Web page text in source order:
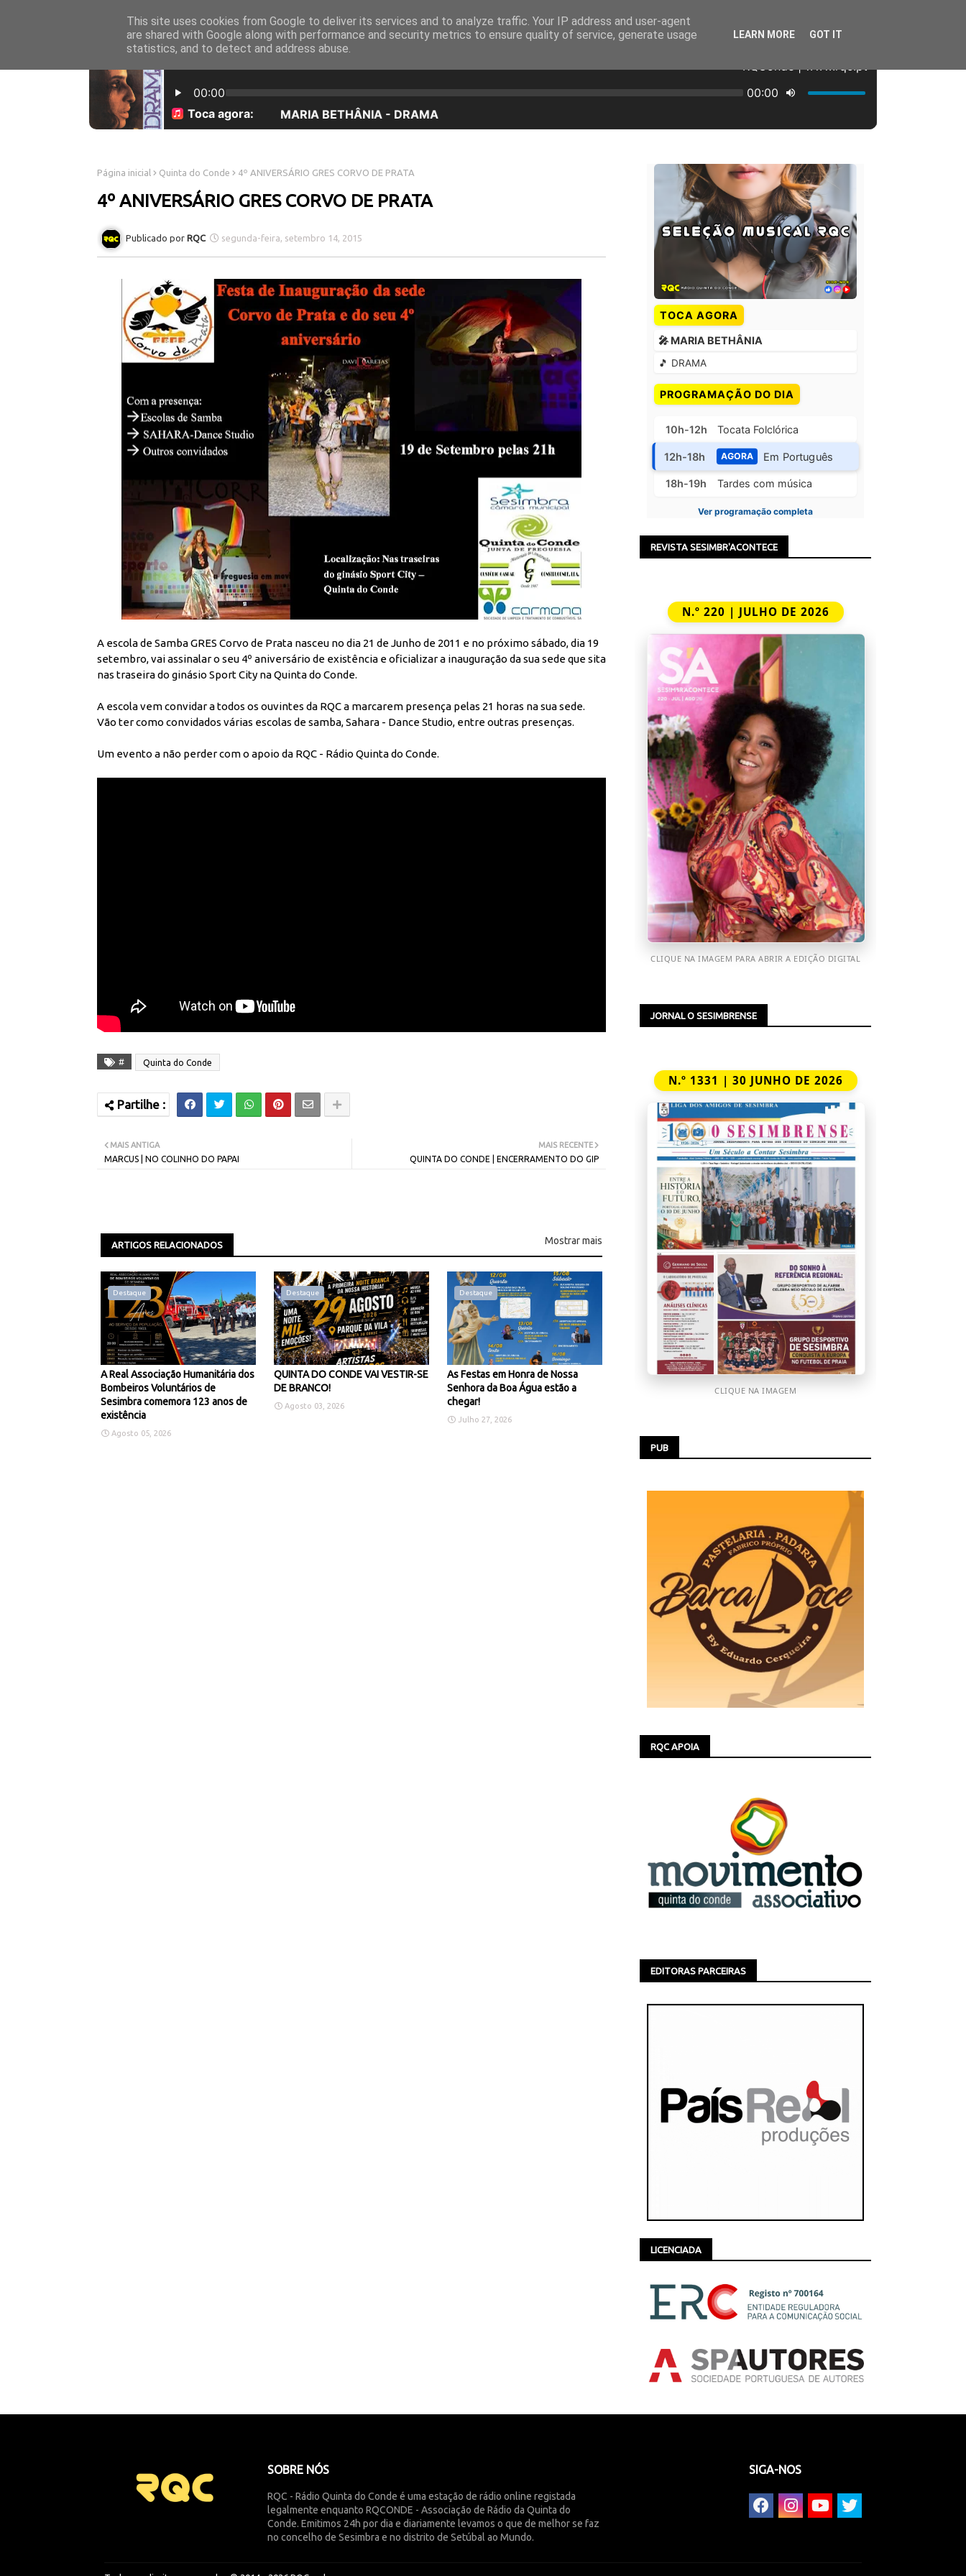
INICÍO SOBRE NÓS EQUIPA PROGRAMAÇÃO OUVIR EM DIRETO
Página inicial Quinta do Conde 4º ANIVERSÁRIO GRES CORVO DE PRATA
4º ANIVERSÁRIO GRES CORVO DE PRATA
RQC segunda-feira, setembro 14, 2015
A escola de Samba GRES Corvo de Prata nasceu no dia 21 de Junho de 2011 e no próximo sábado, dia 19
setembro, vai assinalar o seu 4º aniversário de existência e oficializar a inauguração da sua sede que sita
nas traseira do ginásio Sport City na Quinta do Conde.
A escola vem convidar a todos os ouvintes da RQC a marcarem presença pelas 21 horas na sua sede.
Vão ter como convidados várias escolas de samba, Sahara - Dance Studio, entre outras presenças.
Um evento a não perder com o apoio da RQC - Rádio Quinta do Conde.
# Quinta do Conde
MAIS RECENTE
QUINTA DO CONDE | ENCERRAMENTO DO GIP
MAIS ANTIGA
MARCUS | NO COLINHO DO PAPAI
ARTIGOS RELACIONADOS Mostrar mais
Destaque
A Real Associação Humanitária dos
Bombeiros Voluntários de
Sesimbra comemora 123 anos de
existência
Agosto 05, 2026
Destaque
QUINTA DO CONDE VAI VESTIR-SE
DE BRANCO!
Agosto 03, 2026
Destaque
As Festas em Honra de Nossa
Senhora da Boa Água estão a
chegar!
Julho 27, 2026
TOCA AGORA
🎤 MARIA BETHÂNIA
🎵 DRAMA
PROGRAMAÇÃO DO DIA
10h-12h Tocata Folclórica
12h-18h AGORA Em Português
18h-19h Tardes com música
Ver programação completa
REVISTA SESIMBR'ACONTECE
N.º 220 | JULHO DE 2026
CLIQUE NA IMAGEM PARA ABRIR A EDIÇÃO DIGITAL
JORNAL O SESIMBRENSE
N.º 1331 | 30 JUNHO DE 2026
CLIQUE NA IMAGEM
PUB
RQC APOIA
EDITORAS PARCEIRAS
LICENCIADA
SOBRE NÓS
RQC - Rádio Quinta do Conde é uma estação de rádio online registada
legalmente enquanto RQCONDE - Associação de Rádio da Quinta do
Conde. Emitimos 24h por dia e diariamente levamos o que de melhor se faz
no concelho de Sesimbra e no distrito de Setúbal ao Mundo.
SIGA-NOS
This site uses cookies from Google to deliver its services and to analyze traffic. Your IP address and user-agent
are shared with Google along with performance and security metrics to ensure quality of service, generate usage
statistics, and to detect and address abuse.
LEARN MORE GOT IT